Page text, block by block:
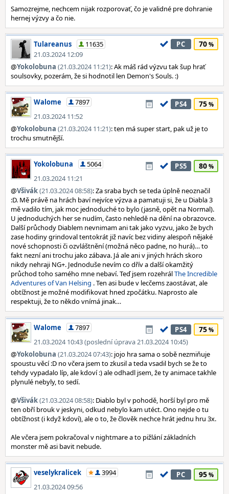
Samozrejme, nechcem nijak rozporovať, čo je validné pre dohranie
hernej výzvy a čo nie.
Tulareanus
11635
21.03.2024 12:09
PC 70
@Yokolobuna (21.03.2024 11:21): Ak máš rád výzvu tak šup hrať
soulsovky, pozerám, že si hodnotil len Demon's Souls. :)
Walome
7897
21.03.2024 11:52
PS4 75
@Yokolobuna (21.03.2024 11:21): ten má super start, pak už je to
trochu smutnější.
Yokolobuna
5064
21.03.2024 11:21
PS5 80
@Všivák(21.03.2024 08:58): Za sraba bych se teda úplně neoznačil
:D. Mě právě na hrách baví nejvíce výzva a pamatuji si, že u Diabla 3
mě vadilo tím, jak moc jednoduché to bylo (jasně, opět na Normal).
U jednoduchých her se nudím, často nehledě na dění na obrazovce.
Další průchody Diablem nevnimam ani tak jako vyzvu, jako že bych
zase hodiny grindoval tentokrát již navíc bez vidiny alespoň nějaké
nové schopnosti či ozvláštnění (možná něco padne, no hurá)… to
fakt nezní ani trochu jako zábava. Já ale ani v jiných hrách skoro
nikdy nehraji NG+. Jednoduše nevím co dřív a další okamžitý
průchod toho samého mne nebaví. Teď jsem rozehrálThe Incredible
Adventures of Van Helsing . Ten asi bude v lecčems zaostávat, ale
obtížnost je možné modifikovat hned zpočátku. Naprosto ale
respektuji, že to někdo vnímá jinak…
Walome
7897
21.03.2024 10:43 (poslední úprava 21.03.2024 10:45)
PS4 75
@Yokolobuna (21.03.2024 07:43): jojo hra sama o sobě nezmiňuje
spoustu věcí :D no včera jsem to zkusil a teda vsadil bych se že to
tehdy vypadalo líp, ale kdoví :) ale odhadl jsem, že ty animace takhle
plynulé nebyly, to sedí.
@Všivák(21.03.2024 08:58): Diablo byl v pohodě, horší byl pro mě
ten obří brouk v jeskyni, odkud nebylo kam utéct. Ono nejde o tu
obtížnost (i když kdoví), ale o to, že člověk nechce hrát jednu hru 3x.
Ale včera jsem pokračoval v nightmare a to pižlání základních
monster mě asi bavit nebude.
veselykralicek
3994
21.03.2024 09:56
PC 95